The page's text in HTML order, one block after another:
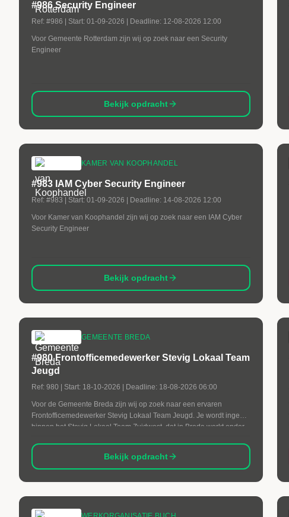
#986 Security Engineer
Ref: #986 | Start: 01-09-2026 | Deadline: 12-08-2026 12:00
Voor Gemeente Rotterdam zijn wij op zoek naar een Security
Engineer
Bekijk opdracht
KAMER VAN KOOPHANDEL
#983 IAM Cyber Security Engineer
Ref: #983 | Start: 01-09-2026 | Deadline: 14-08-2026 12:00
Voor Kamer van Koophandel zijn wij op zoek naar een IAM Cyber
Security Engineer
Bekijk opdracht
GEMEENTE BREDA
#980 Frontofficemedewerker Stevig Lokaal Team
Jeugd
Ref: 980 | Start: 18-10-2026 | Deadline: 18-08-2026 06:00
Voor de Gemeente Breda zijn wij op zoek naar een ervaren
Frontofficemedewerker Stevig Lokaal Team Jeugd. Je wordt ingezet
binnen het Stevig Lokaal Team Zuidwest, dat in Breda werkt onder
aanspreekpunt voor nieuwe aanvragen. Je beoordeelt hulpvragen,
voert triage uit en bepaalt welke ondersteuning of vervolgstap nodig
is. Daarmee vervul je een belangrijke rol aan de voorkant van de
gemeentelijke jeugdhulpverlening.
Bekijk opdracht